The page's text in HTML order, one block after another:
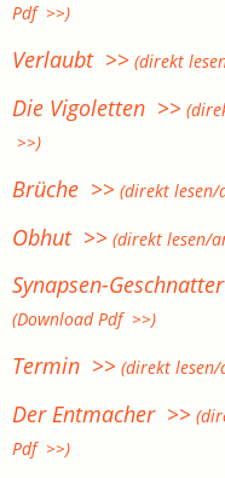
Pdf >>)
Verlaubt >> (direkt
Die Vigoletten >>
>>)
Brüche >> (direkt lesen/
Obhut >> (direkt lesen/
Synapsen-
(Download Pdf >>)
Termin >> (direkt
Der Entmacher >>
Pdf >>)